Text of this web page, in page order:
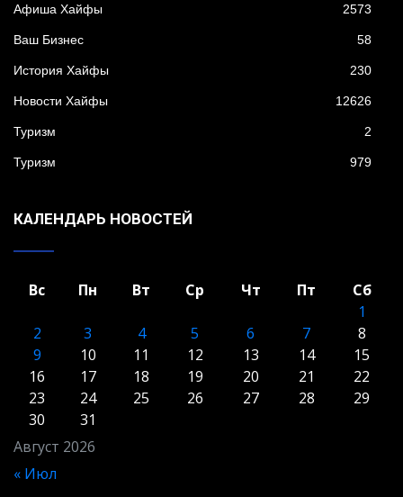
Афиша Хайфы 2573
Ваш Бизнес 58
История Хайфы 230
Новости Хайфы 12626
Туризм 2
Туризм 979
КАЛЕНДАРЬ НОВОСТЕЙ
Август 2026
Вс Пн Вт Ср Чт Пт
Сб
1
2
3 4 5 6 7
8
9
10 11 12 13 14
15
16
17 18 19 20 21
22
23
24 25 26 27 28
29
30
31
« Июл